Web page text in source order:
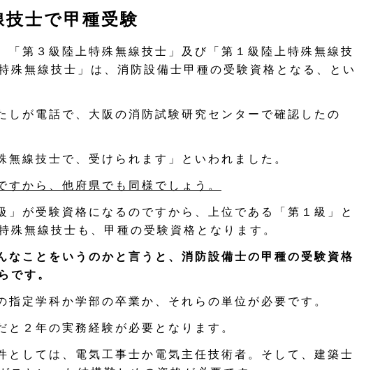
技士で甲種受験
「第３級陸上特殊無線技士」及び「第１級陸上特殊無線技
殊無線技士」は、消防設備士甲種の受験資格となる、とい
しが電話で、大阪の消防試験研究センターで確認したの
無線技士で、受けられます」といわれました。
すから、他府県でも同様でしょう。
」が受験資格になるのですから、上位である「第１級」と
殊無線技士も、甲種の受験資格となります。
なことをいうのかと言うと、消防設備士の甲種の受験資格
です。
指定学科か学部の卒業か、それらの単位が必要です。
と２年の実務経験が必要となります。
としては、電気工事士か電気主任技術者。そして、建築士